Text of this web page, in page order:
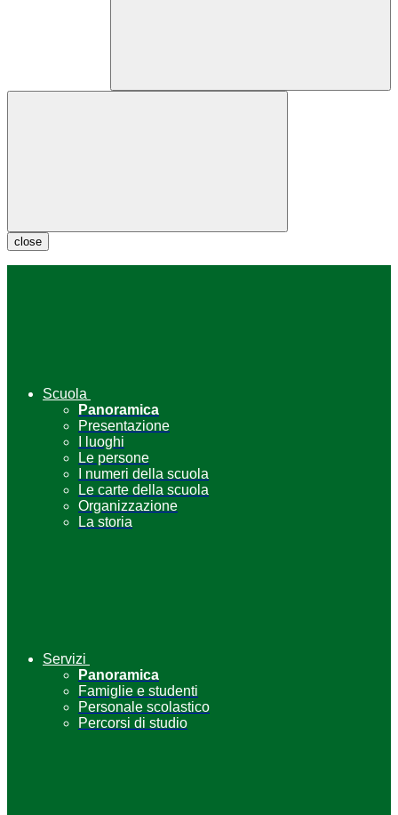
close
Scuola
Panoramica
Presentazione
I luoghi
Le persone
I numeri della scuola
Le carte della scuola
Organizzazione
La storia
Servizi
Panoramica
Famiglie e studenti
Personale scolastico
Percorsi di studio